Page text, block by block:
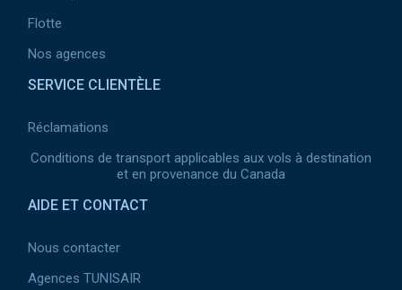
Flotte
Nos agences
SERVICE CLIENTÈLE
Réclamations
Conditions de transport applicables aux vols à destination
et en provenance du Canada
AIDE ET CONTACT
Nous contacter
Agences TUNISAIR